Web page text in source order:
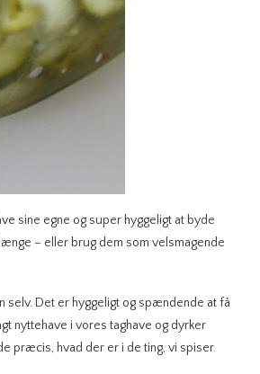
sine egne og super hyggeligt at byde
– eller brug dem som velsmagende
selv. Det er hyggeligt og spændende at få
nyttehave i vores taghave og dyrker
præcis, hvad der er i de ting, vi spiser.